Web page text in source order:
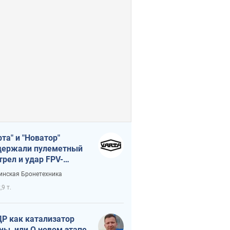
и "Новатор"
пулеметный
и удар FPV-
сохранив жизнь
Бронетехника
т.
как катализатор